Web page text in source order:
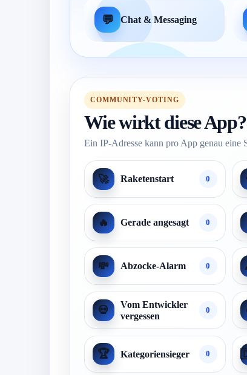
💬 Chat & Messaging
COMMUNITY-VOTING
Wie wirkt diese App?
Ein IP-Adresse kann pro App genau eine
🚀 Raketenstart 0
🔥 Gerade angesagt 0
💸 Abzocke-Alarm 0
💀
Vom Entwickler
vergessen
0
🏆 Kategoriensieger 0